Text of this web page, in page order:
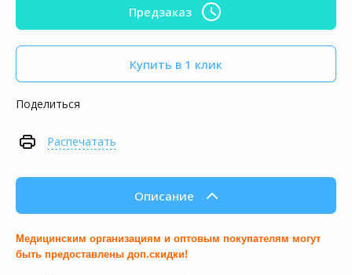
Предзаказ
Купить в 1 клик
Поделиться
Распечатать
Описание
Медицинским организациям и оптовым покупателям могут
быть предоставлены доп.скидки!